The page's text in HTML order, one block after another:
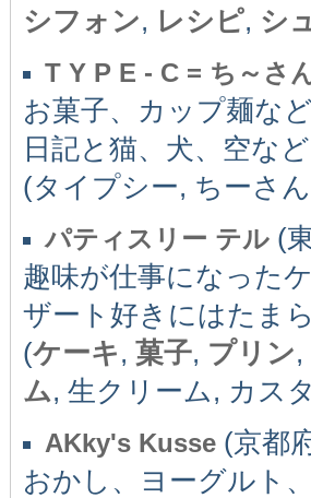
シフォン, レシピ, シ
T Y P E - C = ち～さ
お菓子、カップ麺な
日記と猫、犬、空な
(タイプシー, ちーさ
パティスリー テル (
趣味が仕事になった
ザート好きにはたま
(ケーキ, 菓子, プリン
ム, 生クリーム, カス
AKky's Kusse (京都
おかし、ヨーグルト